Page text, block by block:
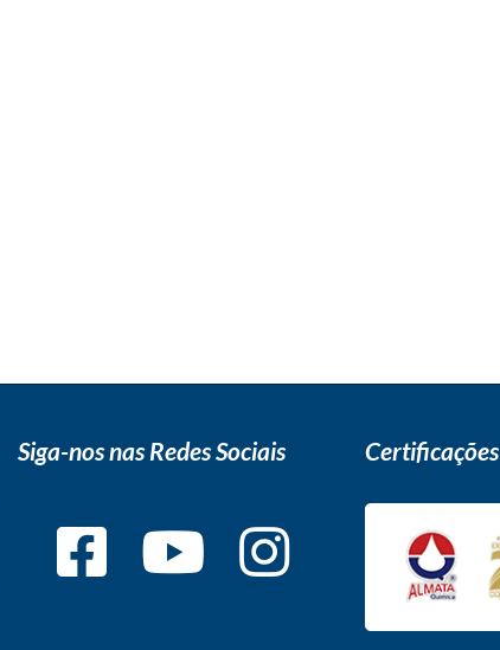
Siga-nos nas Redes Sociais Certificações